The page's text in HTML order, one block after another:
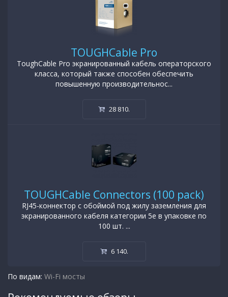
TOUGHCable Pro
ToughCable Pro экранированный кабель операторского
класса, который также способен обеспечить
повышенную производительнос...
28 810.
TOUGHCable Connectors (100 pack)
RJ45-коннектор с обоймой под жилу заземления для
экранированного кабеля категории 5e в упаковке по
100 шт. ...
6 140.
По видам: Wi-Fi мосты